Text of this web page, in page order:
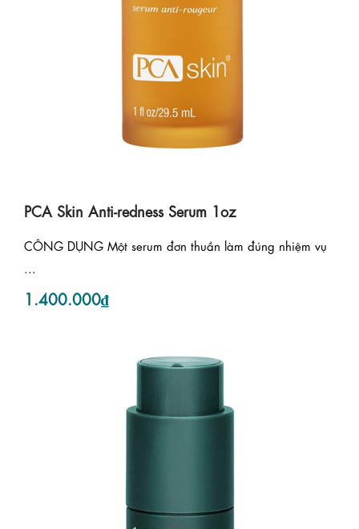
PCA Skin Anti-redness Serum 1oz
CÔNG DỤNG Một serum đơn thuần làm đúng nhiệm vụ
1.400.000₫